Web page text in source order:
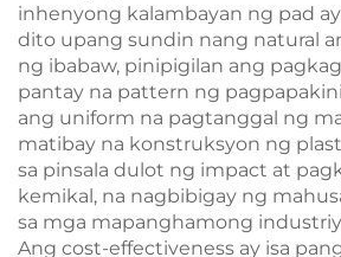
inhenyong kalambayan ng pad
dito upang sundin nang natural
ng ibabaw, pinipigilan ang
pantay na pattern ng
ang uniform na pagtanggal ng
matibay na konstruksyon ng
sa pinsala dulot ng impact at
kemikal, na nagbibigay ng
sa mga mapanghamong
Ang cost-effectiveness ay isa